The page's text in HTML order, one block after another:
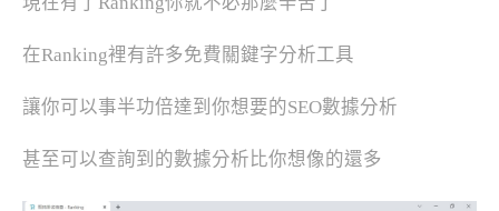
在Ranking裡有許多免費關鍵字分析工具
讓你可以事半功倍達到你想要的SEO數據分析
甚至可以查詢到的數據分析比你想像的還多